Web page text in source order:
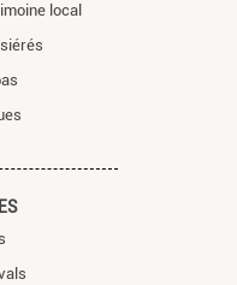
local